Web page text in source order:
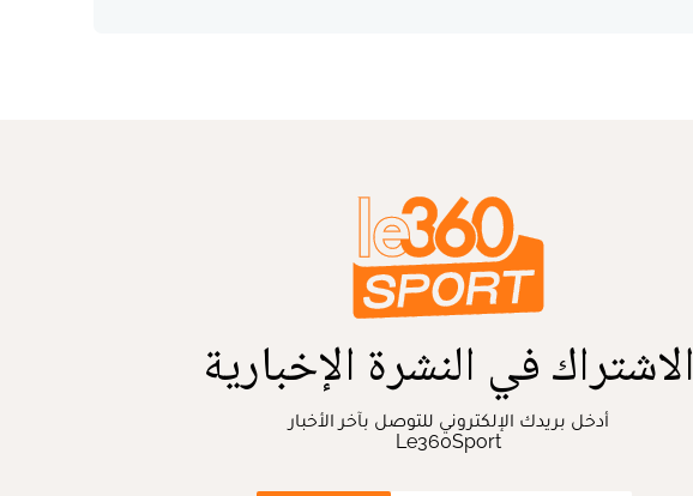
الاشتراك في النشرة الإخبارية
أدخل بريدك الإلكتروني للتوصل بآخر الأخبار
Le360Sport